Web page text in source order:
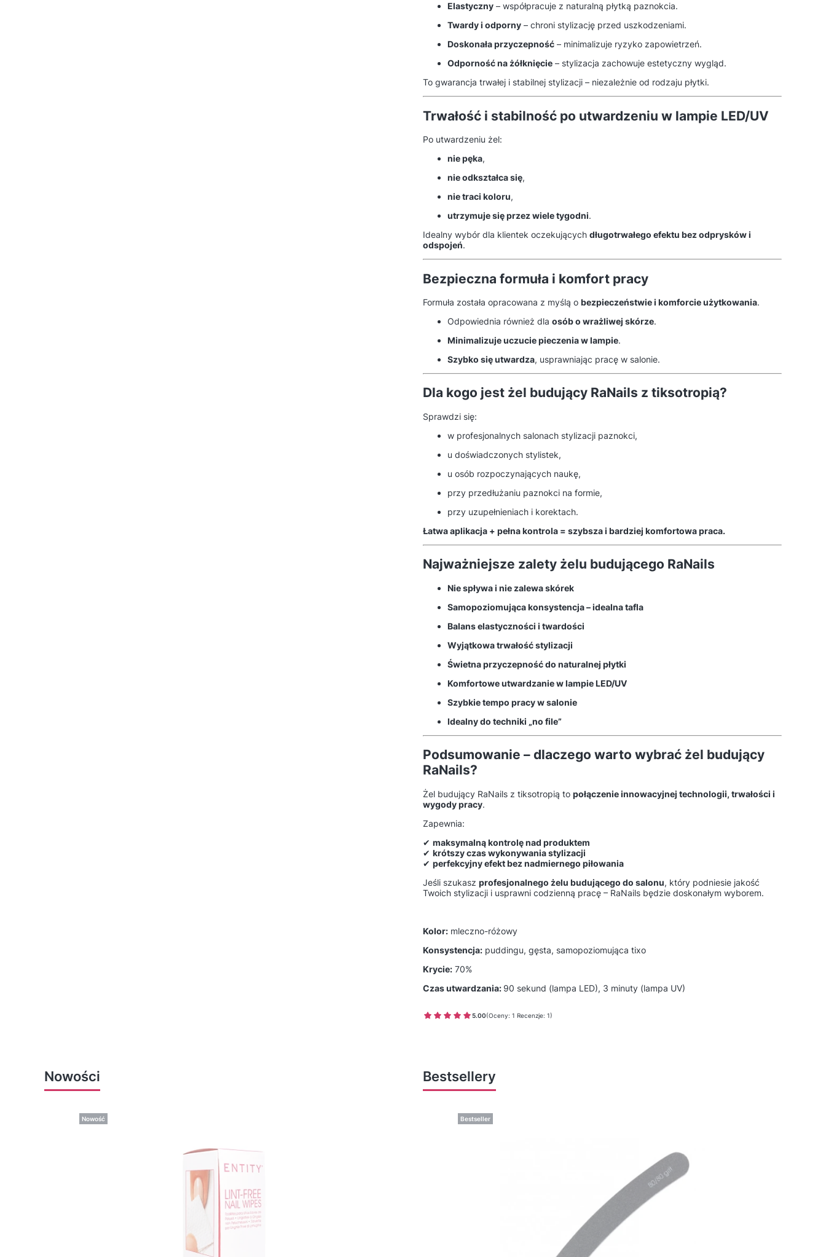
Elastyczny – współpracuje z naturalną płytką paznokcia.
Twardy i odporny – chroni stylizację przed uszkodzeniami.
Doskonała przyczepność – minimalizuje ryzyko zapowietrzeń.
Odporność na żółknięcie – stylizacja zachowuje estetyczny wygląd.
To gwarancja trwałej i stabilnej stylizacji – niezależnie od rodzaju płytki.
Trwałość i stabilność po utwardzeniu w lampie LED/UV
Po utwardzeniu żel:
nie pęka,
nie odkształca się,
nie traci koloru,
utrzymuje się przez wiele tygodni.
Idealny wybór dla klientek oczekujących długotrwałego efektu bez odprysków i
odspojeń.
Bezpieczna formuła i komfort pracy
Formuła została opracowana z myślą o bezpieczeństwie i komforcie użytkowania.
Odpowiednia również dla osób o wrażliwej skórze.
Minimalizuje uczucie pieczenia w lampie.
Szybko się utwardza, usprawniając pracę w salonie.
Dla kogo jest żel budujący RaNails z tiksotropią?
Sprawdzi się:
w profesjonalnych salonach stylizacji paznokci,
u doświadczonych stylistek,
u osób rozpoczynających naukę,
przy przedłużaniu paznokci na formie,
przy uzupełnieniach i korektach.
Łatwa aplikacja + pełna kontrola = szybsza i bardziej komfortowa praca.
Najważniejsze zalety żelu budującego RaNails
Nie spływa i nie zalewa skórek
Samopoziomująca konsystencja – idealna tafla
Balans elastyczności i twardości
Wyjątkowa trwałość stylizacji
Świetna przyczepność do naturalnej płytki
Komfortowe utwardzanie w lampie LED/UV
Szybkie tempo pracy w salonie
Idealny do techniki „no file”
Podsumowanie – dlaczego warto wybrać żel budujący
RaNails?
Żel budujący RaNails z tiksotropią to połączenie innowacyjnej technologii, trwałości i
wygody pracy.
Zapewnia:
✔ maksymalną kontrolę nad produktem
✔ krótszy czas wykonywania stylizacji
✔ perfekcyjny efekt bez nadmiernego piłowania
Jeśli szukasz profesjonalnego żelu budującego do salonu, który podniesie jakość
Twoich stylizacji i usprawni codzienną pracę – RaNails będzie doskonałym wyborem.
Kolor: mleczno-różowy
Konsystencja: puddingu, gęsta, samopoziomująca tixo
Krycie: 70%
Czas utwardzania: 90 sekund (lampa LED), 3 minuty (lampa UV)
5.00(Oceny: 1 Recenzje: 1)
Nowości
Nowość
Bestsellery
Bestseller